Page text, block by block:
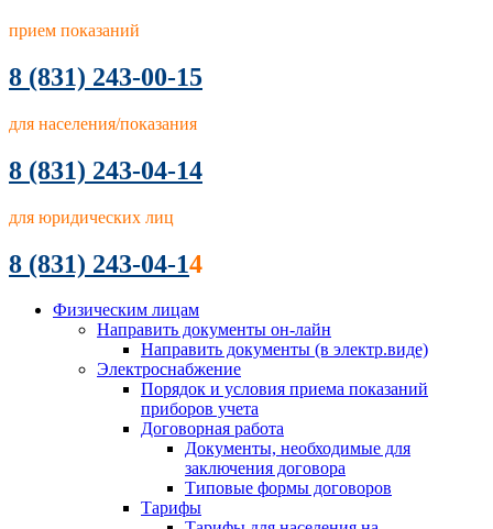
прием показаний
8 (831) 243-00-15
для населения/показания
8 (831) 243-04-14
для юридических лиц
8 (831) 243-04-14
Физическим лицам
Направить документы он-лайн
Направить документы (в электр.виде)
Электроснабжение
Порядок и условия приема показаний
приборов учета
Договорная работа
Документы, необходимые для
заключения договора
Типовые формы договоров
Тарифы